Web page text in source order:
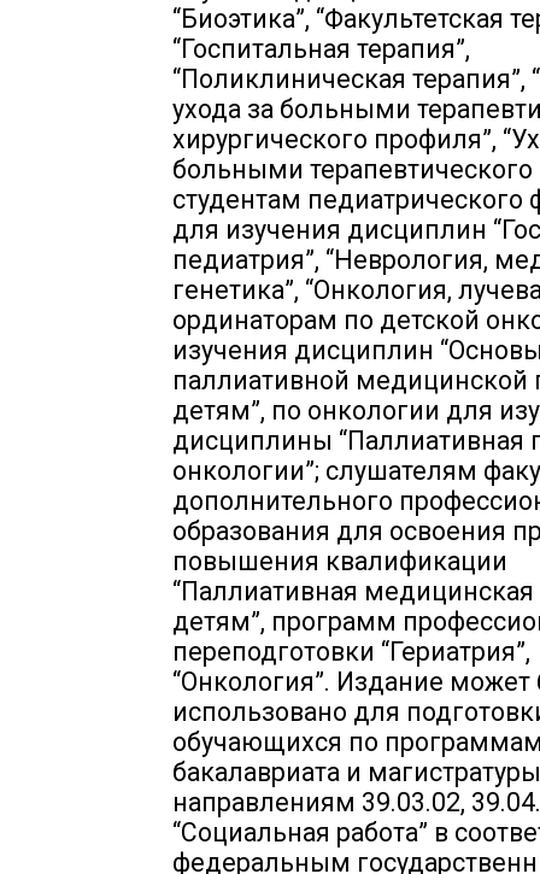
“Биоэтика”, “Факультетская
“Госпитальная терапия”,
“Поликлиническая терапия”,
ухода за больными
хирургического профиля”,
больными терапевтического
студентам педиатрического
для изучения дисциплин
педиатрия”, “Неврология,
генетика”, “Онкология,
ординаторам по детской
изучения дисциплин
паллиативной
детям”, по онкологии для
дисциплины “Паллиативная
онкологии”; слушателям
дополнительного
образования для освоения
повышения квалификации
“Паллиативная
детям”, программ
переподготовки “Гериатрия”,
“Онкология”. Издание может
использовано для
обучающихся по
бакалавриата и
направлениям 39.03.02,
“Социальная работа” в
федеральным